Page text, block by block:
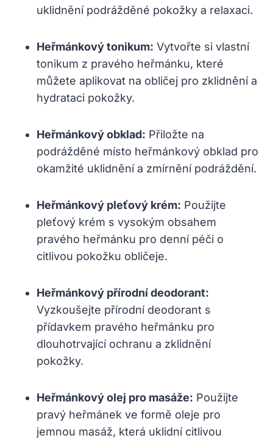
uklidnění podrážděné pokožky a relaxaci.
Heřmánkový tonikum: Vytvořte si vlastní
tonikum z pravého heřmánku, které
můžete aplikovat na obličej pro zklidnění a
hydrataci pokožky.
Heřmánkový obklad: Přiložte na
podrážděné místo heřmánkový obklad pro
okamžité uklidnění a zmírnění podráždění.
Heřmánkový pleťový krém: Použijte
pleťový krém s vysokým obsahem
pravého heřmánku pro denní péči o
citlivou pokožku obličeje.
Heřmánkový přírodní deodorant:
Vyzkoušejte přírodní deodorant s
přídavkem pravého heřmánku pro
dlouhotrvající ochranu a zklidnění
pokožky.
Heřmánkový olej pro masáže: Použijte
pravý heřmánek ve formě oleje pro
jemnou masáž, která uklidní citlivou